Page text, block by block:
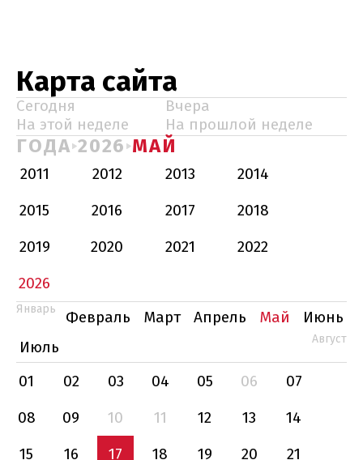
Карта сайта
Сегодня
Вчера
На этой неделе
На прошлой неделе
ГОДА 2026 МАЙ
2011 2012 2013
2014
2015
2016 2017
2018
2019
2020 2021
2022
2026
Январь Февраль Март Апрель Май
Июнь
Июль
Август
01 02 03 04 05 06
07
08
09 10 11 12 13
14
15
16 17 18 19 20
21